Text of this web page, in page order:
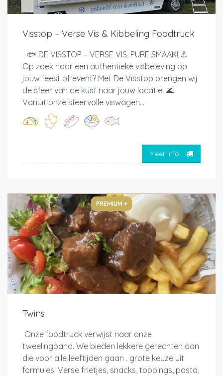
Visstop – Verse Vis & Kibbeling Foodtruck
🐟 DE VISSTOP – VERSE VIS, PURE SMAAK! ⚓
Op zoek naar een authentieke visbeleving op
jouw feest of event? Met De Visstop brengen wij
de sfeer van de kust naar jouw locatie! 🌊
Vanuit onze sfeervolle viswagen...
Meer info
PREMIUM +
Twins
Onze foodtruck verwijst naar onze
tweelingband. We bieden lekkere gerechten aan
die voor alle leeftijden gaan . grote keuze uit
formules. Verse frietjes, snacks, toppings, pasta,